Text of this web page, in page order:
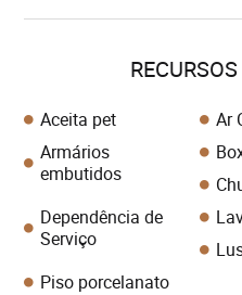
Aceita pet
Ar
Armários
embutidos
Dependência de
Serviço
Piso porcelanato